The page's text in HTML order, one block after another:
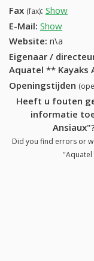
Fax (fax): Show
E-Mail: Show
Website: n\a
Eigenaar /
Aquatel ** Kayaks
Openingstijden
Heeft u fouten
informatie
Did you find errors or
"Aquatel